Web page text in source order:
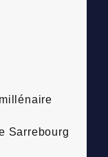
Sarrebourg